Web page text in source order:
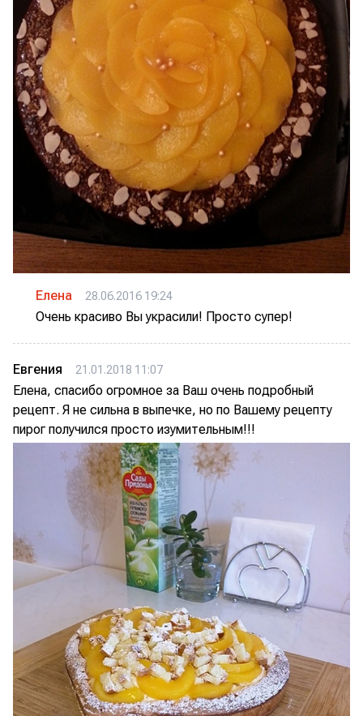
Елена 28.06.2016 19:24
Очень красиво Вы украсили! Просто супер!
Евгения 21.01.2018 11:07
Елена, спасибо огромное за Ваш очень подробный
рецепт. Я не сильна в выпечке, но по Вашему рецепту
пирог получился просто изумительным!!!